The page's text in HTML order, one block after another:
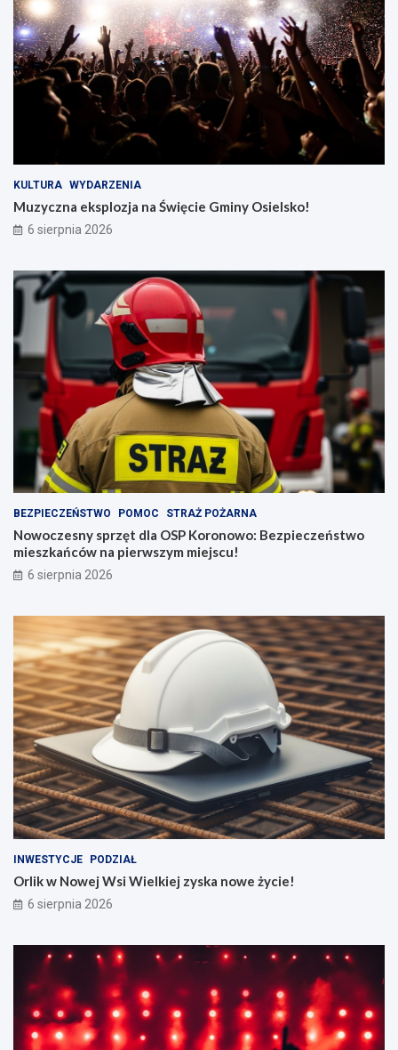
KULTURA WYDARZENIA
Muzyczna eksplozja na Święcie Gminy Osielsko!
6 sierpnia 2026
BEZPIECZEŃSTWO POMOC STRAŻ POŻARNA
Nowoczesny sprzęt dla OSP Koronowo: Bezpieczeństwo
mieszkańców na pierwszym miejscu!
6 sierpnia 2026
INWESTYCJE PODZIAŁ
Orlik w Nowej Wsi Wielkiej zyska nowe życie!
6 sierpnia 2026